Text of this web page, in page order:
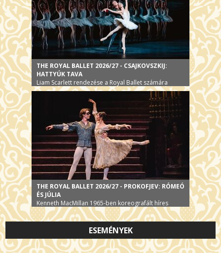
THE ROYAL BALLET 2026/27 - CSAJKOVSZKIJ:
HATTYÚK TAVA
Liam Scarlett rendezése a Royal Ballet számára
THE ROYAL BALLET 2026/27 - PROKOFJEV: RÓMEÓ
ÉS JÚLIA
Kenneth MacMillan 1965-ben koreografált híres
balettje
ESEMÉNYEK